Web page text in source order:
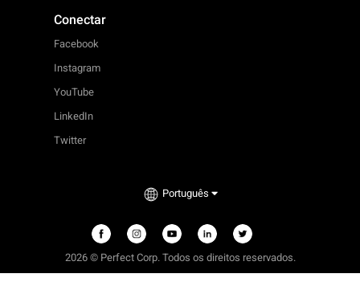
Conectar
Facebook
Instagram
YouTube
LinkedIn
Twitter
Português
2026 © Perfect Corp. Todos os direitos reservados.